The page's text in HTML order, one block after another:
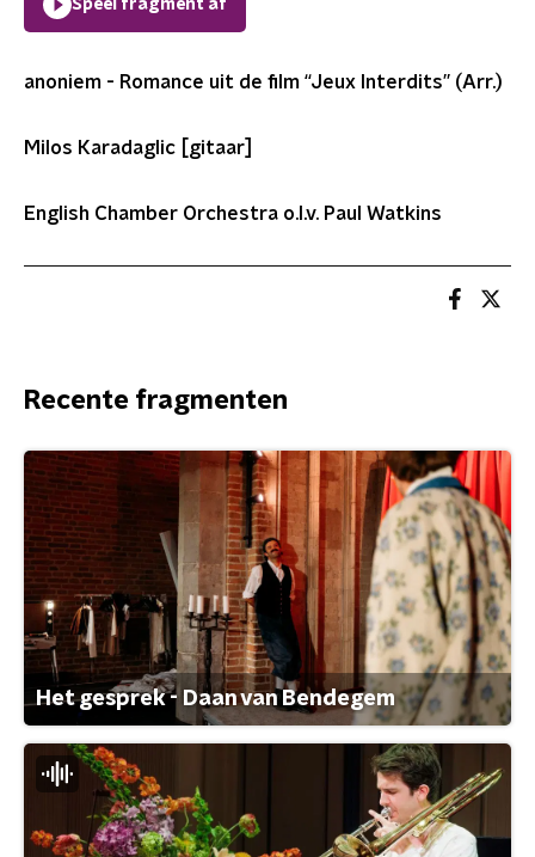
Speel fragment af
anoniem - Romance uit de film “Jeux Interdits” (Arr.)
Milos Karadaglic [gitaar]
English Chamber Orchestra o.l.v. Paul Watkins
Recente fragmenten
Het gesprek - Daan van Bendegem